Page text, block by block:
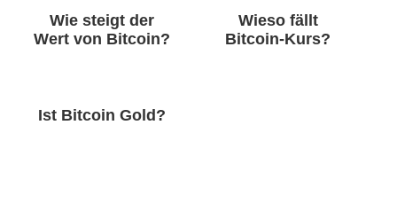
Wie steigt der
Wert von Bitcoin?
Wieso fällt
Bitcoin-Kurs?
Ist Bitcoin Gold?